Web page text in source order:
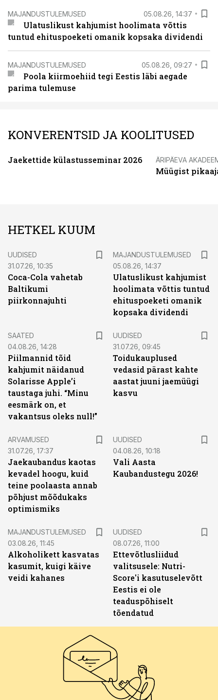
MAJANDUSTULEMUSED 05.08.26, 14:37
Ulatuslikust kahjumist hoolimata võttis
tuntud ehituspoeketi omanik kopsaka dividendi
MAJANDUSTULEMUSED 05.08.26, 09:27
Poola kiirmoehiid tegi Eestis läbi aegade
parima tulemuse
KONVERENTSID JA KOOLITUSED
Jaekettide külastusseminar 2026 ÄRIPÄEVA
Müügist
HETKEL KUUM
UUDISED
31.07.26, 10:35
Coca-Cola vahetab
Baltikumi
piirkonnajuhti
MAJANDUSTULEMUSED
05.08.26, 14:37
Ulatuslikust kahjumist
hoolimata võttis tuntud
ehituspoeketi omanik
kopsaka dividendi
SAATED
04.08.26, 14:28
Piilmannid tõid
kahjumit näidanud
Solarisse Apple’i
taustaga juhi. “Minu
eesmärk on, et
vakantsus oleks null!”
UUDISED
31.07.26, 09:45
Toidukauplused
vedasid pärast kahte
aastat juuni jaemüügi
kasvu
ARVAMUSED
31.07.26, 17:37
Jaekaubandus kaotas
kevadel hoogu, kuid
teine poolaasta annab
põhjust mõõdukaks
optimismiks
UUDISED
04.08.26, 10:18
Vali Aasta
Kaubandustegu 2026!
MAJANDUSTULEMUSED
03.08.26, 11:45
Alkoholikett kasvatas
kasumit, kuigi käive
veidi kahanes
UUDISED
08.07.26, 11:00
Ettevõtlusliidud
valitsusele: Nutri-
Score'i kasutuselevõtt
Eestis ei ole
teaduspõhiselt
tõendatud